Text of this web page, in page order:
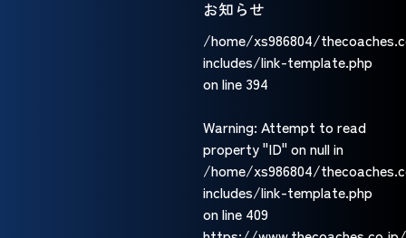
お知らせ
/home/xs986804/
includes/link-template.php
on line 394
Warning: Attempt to read
property "ID" on null in
/home/xs986804/
includes/link-template.php
on line 409